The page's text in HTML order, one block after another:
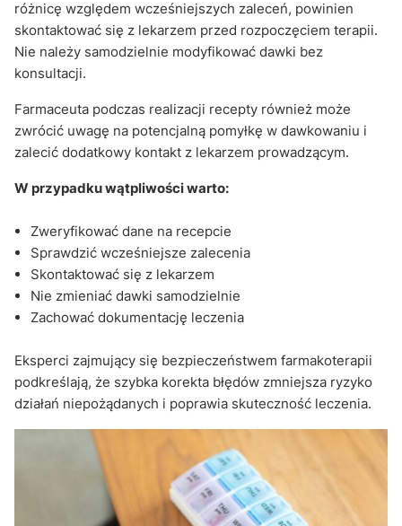
różnicę względem wcześniejszych zaleceń, powinien
skontaktować się z lekarzem przed rozpoczęciem terapii.
Nie należy samodzielnie modyfikować dawki bez
konsultacji.
Farmaceuta podczas realizacji recepty również może
zwrócić uwagę na potencjalną pomyłkę w dawkowaniu i
zalecić dodatkowy kontakt z lekarzem prowadzącym.
W przypadku wątpliwości warto:
Zweryfikować dane na recepcie
Sprawdzić wcześniejsze zalecenia
Skontaktować się z lekarzem
Nie zmieniać dawki samodzielnie
Zachować dokumentację leczenia
Eksperci zajmujący się bezpieczeństwem farmakoterapii
podkreślają, że szybka korekta błędów zmniejsza ryzyko
działań niepożądanych i poprawia skuteczność leczenia.